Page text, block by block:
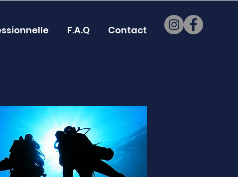
F.A.Q Contact